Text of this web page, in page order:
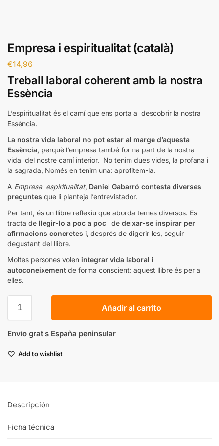
Empresa i espiritualitat (català)
€14,96
Treball laboral coherent amb la nostra
Essència
L’espiritualitat és el camí que ens porta a descobrir la nostra
Essència.
La nostra vida laboral no pot estar al marge d’aquesta
Essència, perquè l’empresa també forma part de la nostra
vida, del nostre camí interior. No tenim dues vides, la profana i
la sagrada, Només en tenim una: aprofitem-la.
A Empresa espiritualitat, Daniel Gabarró contesta diverses
preguntes que li planteja l’entrevistador.
Per tant, és un llibre reflexiu que aborda temes diversos. Es
tracta de llegir-lo a poc a poc i de deixar-se inspirar per
afirmacions concretes i, després de digerir-les, seguir
degustant del llibre.
Moltes persones volen integrar vida laboral i
autoconeixement de forma conscient: aquest llibre és per a
elles.
Añadir al carrito
Envío gratis España peninsular
Add to wishlist
Descripción
Ficha técnica